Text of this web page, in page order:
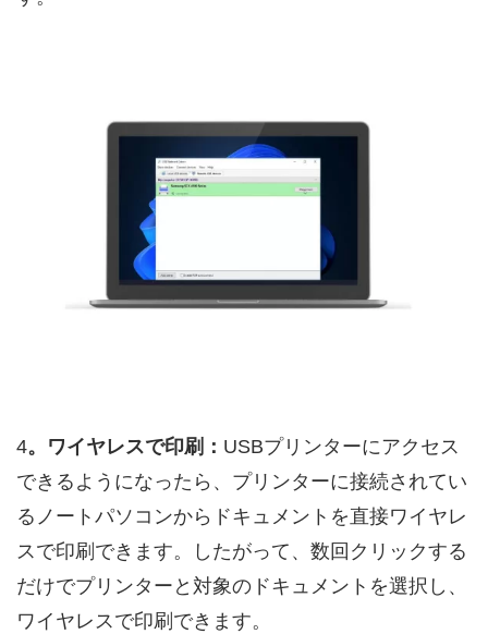
4。ワイヤレスで印刷： USBプリンターにアクセス
できるようになったら、プリンターに接続されてい
るノートパソコンからドキュメントを直接ワイヤレ
スで印刷できます。したがって、数回クリックする
だけでプリンターと対象のドキュメントを選択し、
ワイヤレスで印刷できます。